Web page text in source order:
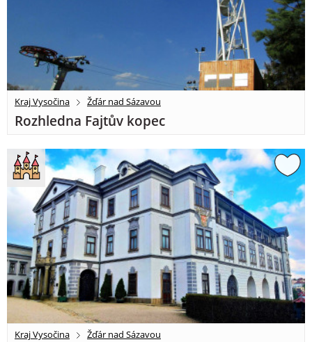
Kraj Vysočina Žďár nad Sázavou
Rozhledna Fajtův kopec
Kraj Vysočina Žďár nad Sázavou